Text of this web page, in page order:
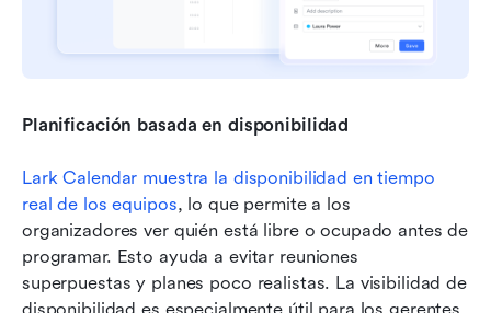
Planificación basada en disponibilidad
Lark Calendar muestra la disponibilidad en tiempo
real de los equipos, lo que permite a los
organizadores ver quién está libre o ocupado antes de
programar. Esto ayuda a evitar reuniones
superpuestas y planes poco realistas. La visibilidad de